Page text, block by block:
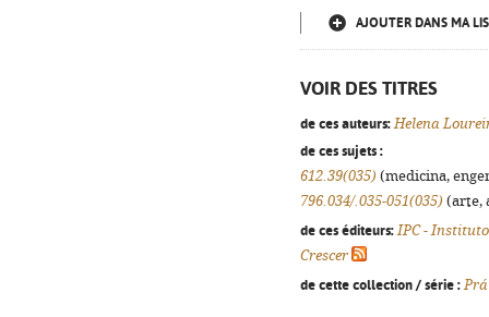
AJOUTER DANS MA
VOIR DES TITRES
de ces auteurs: Helena
de ces sujets :
612.39(035) (medicina,
796.034/.035-051(035) (arte,
de ces éditeurs: IPC -
Crescer
de cette collection / série :